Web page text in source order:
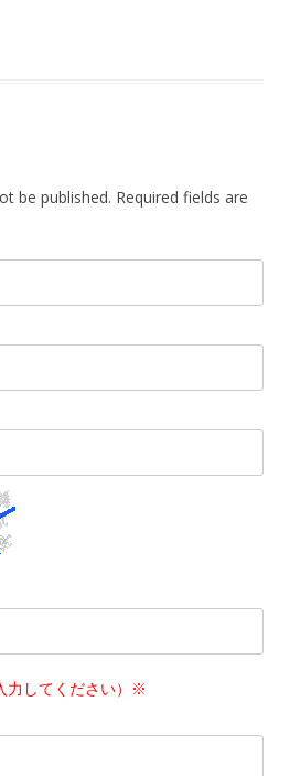
be published. Required fields are
力してください）※